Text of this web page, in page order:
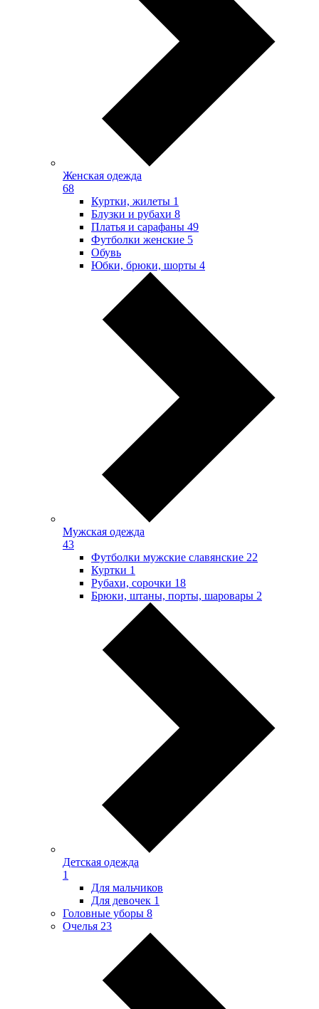
Женская одежда
68
Куртки, жилеты 1
Блузки и рубахи 8
Платья и сарафаны 49
Футболки женские 5
Обувь
Юбки, брюки, шорты 4
Мужская одежда
43
Футболки мужские славянские 22
Куртки 1
Рубахи, сорочки 18
Брюки, штаны, порты, шаровары 2
Детская одежда
1
Для мальчиков
Для девочек 1
Головные уборы 8
Очелья 23